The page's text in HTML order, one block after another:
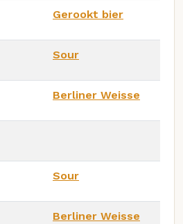
Gerookt bier
Sour
Berliner Weisse
Sour
Berliner Weisse